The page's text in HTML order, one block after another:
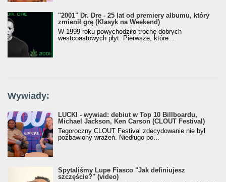
"2001" Dr. Dre - 25 lat od premiery albumu, który
zmienił grę (Klasyk na Weekend)
W 1999 roku powychodziło trochę dobrych
westcoastowych płyt. Pierwsze, które...
Wywiady:
LUCKI - wywiad: debiut w Top 10 Billboardu,
Michael Jackson, Ken Carson (CLOUT Festival)
Tegoroczny CLOUT Festival zdecydowanie nie był
pozbawiony wrażeń. Niedługo po...
Spytaliśmy Lupe Fiasco "Jak definiujesz
szczęście?" (video)